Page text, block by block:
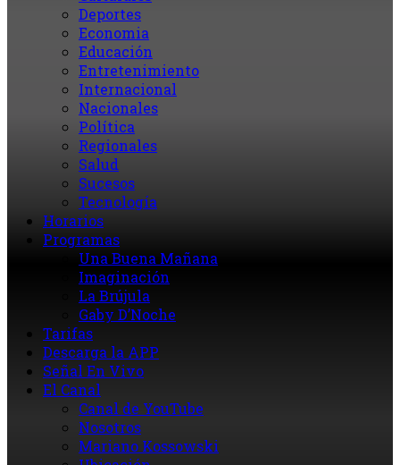
Deportes
Economia
Educación
Entretenimiento
Internacional
Nacionales
Política
Regionales
Salud
Sucesos
Tecnología
Horarios
Programas
Una Buena Mañana
Imaginación
La Brújula
Gaby D’Noche
Tarifas
Descarga la APP
Señal En Vivo
El Canal
Canal de YouTube
Nosotros
Mariano Kossowski